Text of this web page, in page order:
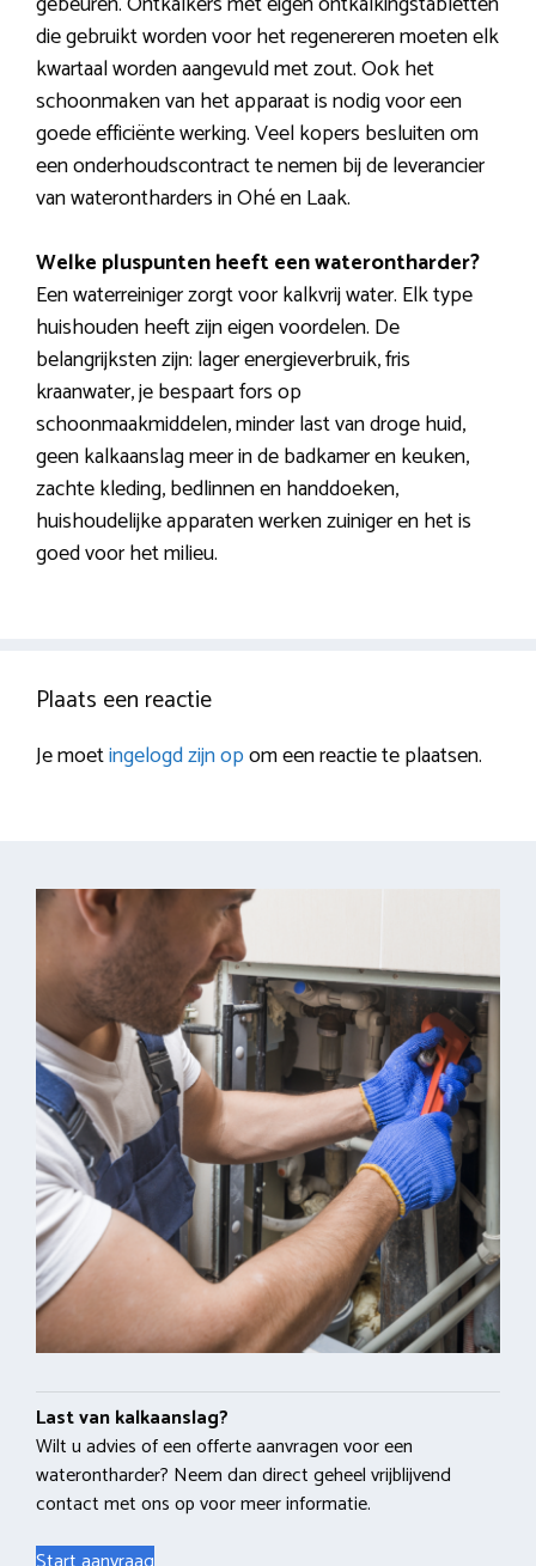
die gebruikt worden voor het regenereren moeten elk
kwartaal worden aangevuld met zout. Ook het
schoonmaken van het apparaat is nodig voor een
goede efficiënte werking. Veel kopers besluiten om
een onderhoudscontract te nemen bij de leverancier
van waterontharders in Ohé en Laak.
Welke pluspunten heeft een waterontharder?
Een waterreiniger zorgt voor kalkvrij water. Elk type
huishouden heeft zijn eigen voordelen. De
belangrijksten zijn: lager energieverbruik, fris
kraanwater, je bespaart fors op
schoonmaakmiddelen, minder last van droge huid,
geen kalkaanslag meer in de badkamer en keuken,
zachte kleding, bedlinnen en handdoeken,
huishoudelijke apparaten werken zuiniger en het is
goed voor het milieu.
Plaats een reactie
Je moetingelogd zijn opom een reactie te plaatsen.
Last van kalkaanslag?
Wilt u advies of een offerte aanvragen voor een
waterontharder? Neem dan direct geheel vrijblijvend
contact met ons op voor meer informatie.